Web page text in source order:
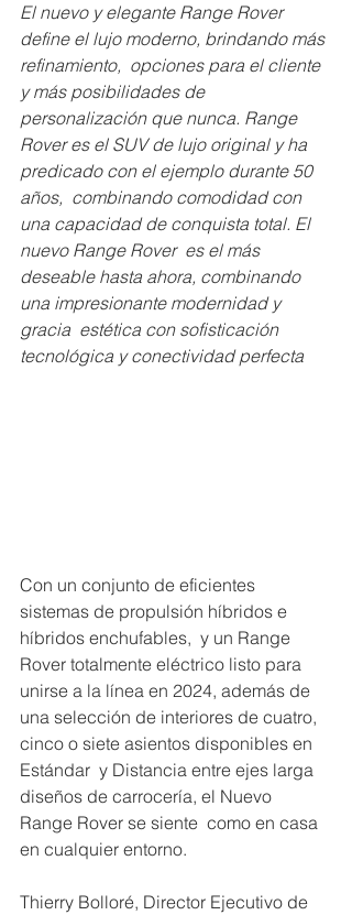
El nuevo y elegante Range Rover
define el lujo moderno, brindando más
refinamiento,  opciones para el cliente
y más posibilidades de
personalización que nunca. Range
Rover es el SUV de lujo original y ha
predicado con el ejemplo durante 50
años,  combinando comodidad con
una capacidad de conquista total. El
nuevo Range Rover  es el más
deseable hasta ahora, combinando
una impresionante modernidad y
gracia  estética con sofisticación
tecnológica y conectividad perfecta
Con un conjunto de eficientes
sistemas de propulsión híbridos e
híbridos enchufables,  y un Range
Rover totalmente eléctrico listo para
unirse a la línea en 2024, además de
una selección de interiores de cuatro,
cinco o siete asientos disponibles en
Estándar  y Distancia entre ejes larga
diseños de carrocería, el Nuevo
Range Rover se siente  como en casa
en cualquier entorno.
Thierry Bolloré, Director Ejecutivo de